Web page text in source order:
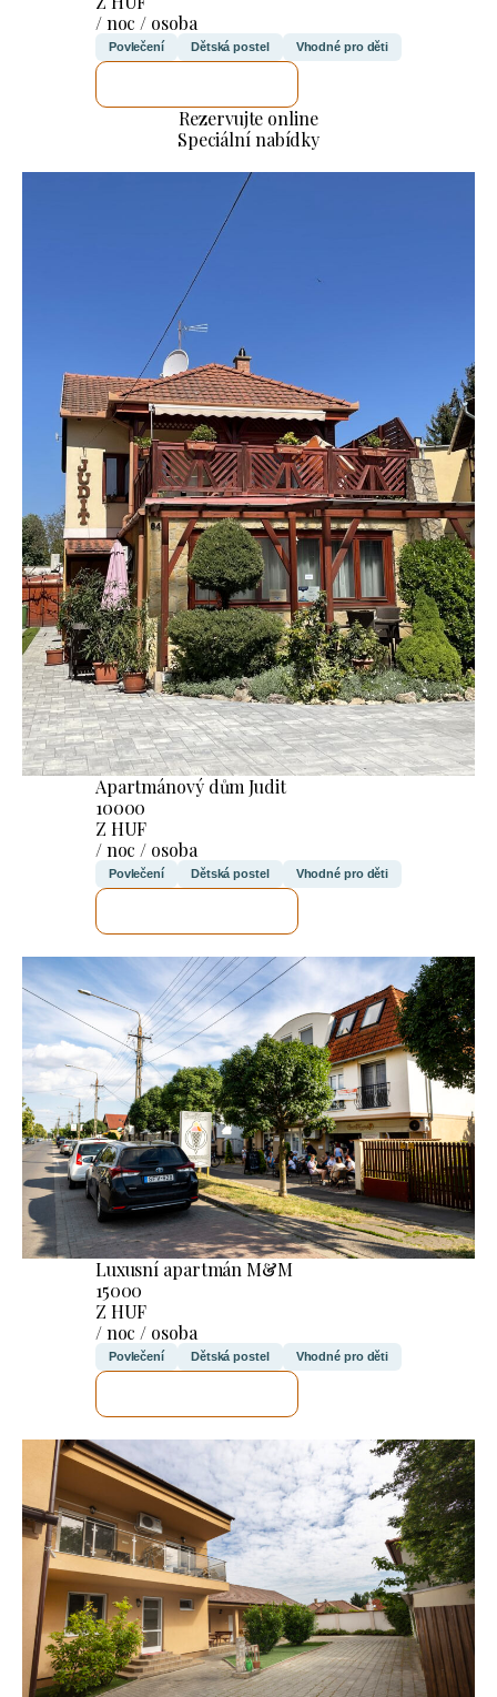
/ noc / osoba
Povlečení Dětská postel Vhodné pro děti
Rezervujte online
Speciální nabídky
Apartmánový dům Judit
10000
Z HUF
/ noc / osoba
Povlečení Dětská postel Vhodné pro děti
Luxusní apartmán M&M
15000
Z HUF
/ noc / osoba
Povlečení Dětská postel Vhodné pro děti